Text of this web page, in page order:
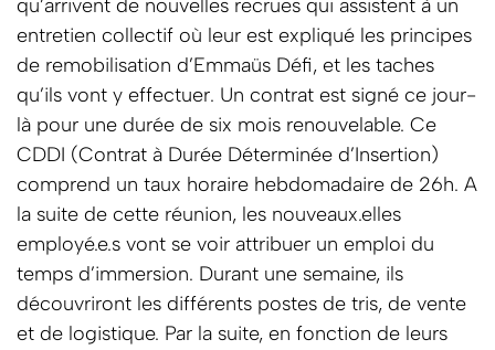
qu’arrivent de nouvelles recrues qui assistent à un
entretien collectif où leur est expliqué les principes
de remobilisation d’Emmaüs Défi, et les taches
qu’ils vont y effectuer. Un contrat est signé ce jour-
là pour une durée de six mois renouvelable. Ce
CDDI (Contrat à Durée Déterminée d’Insertion)
comprend un taux horaire hebdomadaire de 26h. A
la suite de cette réunion, les nouveaux.elles
employé.e.s vont se voir attribuer un emploi du
temps d’immersion. Durant une semaine, ils
découvriront les différents postes de tris, de vente
et de logistique. Par la suite, en fonction de leurs